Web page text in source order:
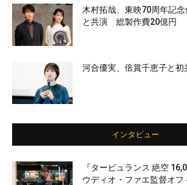
木村拓哉、東映70周年記
と共演 総製作費20億円
河合優実、倍賞千恵子と初
インタビュー
『タービュランス 絶空
ウディオ・ファエ監督オ